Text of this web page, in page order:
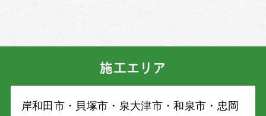
施工エリア
岸和⽥市・⾙塚市・泉⼤津市・和泉市・忠岡